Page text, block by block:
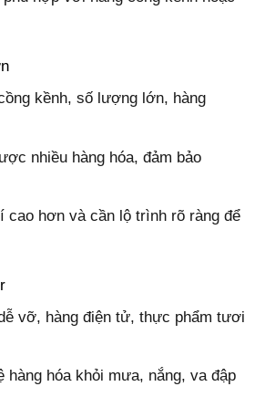
kềnh, số lượng lớn, hàng
nhiều hàng hóa, đảm bảo
cao hơn và cần lộ trình rõ ràng để
vỡ, hàng điện tử, thực phẩm tươi
hàng hóa khỏi mưa, nắng, va đập